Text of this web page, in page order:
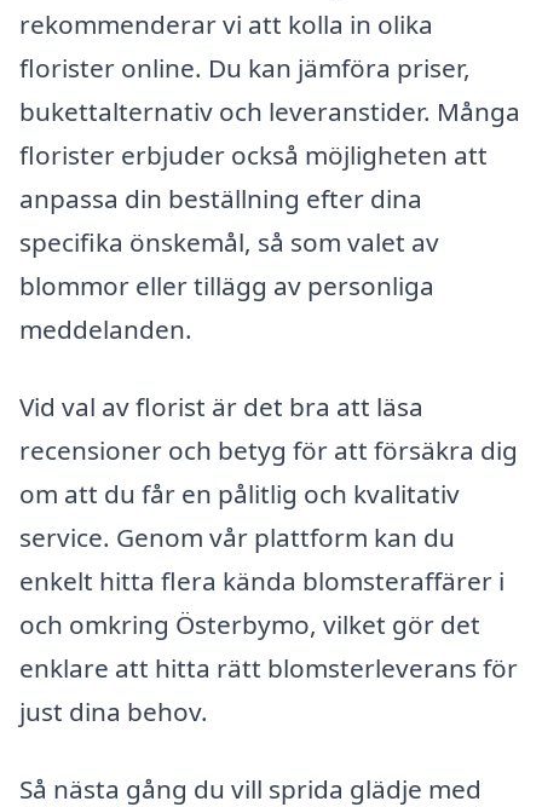
rekommenderar vi att kolla in olika
florister online. Du kan jämföra priser,
bukettalternativ och leveranstider. Många
florister erbjuder också möjligheten att
anpassa din beställning efter dina
specifika önskemål, så som valet av
blommor eller tillägg av personliga
meddelanden.
Vid val av florist är det bra att läsa
recensioner och betyg för att försäkra dig
om att du får en pålitlig och kvalitativ
service. Genom vår plattform kan du
enkelt hitta flera kända blomsteraffärer i
och omkring Österbymo, vilket gör det
enklare att hitta rätt blomsterleverans för
just dina behov.
Så nästa gång du vill sprida glädje med